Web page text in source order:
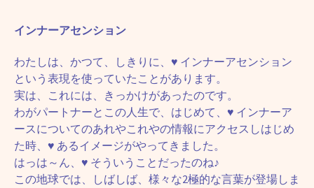
インナーアセンション
わたしは、かつて、しきりに、♥ インナーアセンション
という表現を使っていたことがあります。
実は、これには、きっかけがあったのです。
わがパートナーとこの人生で、はじめて、♥ インナーア
ースについてのあれやこれやの情報にアクセスしはじめ
た時、♥ あるイメージがやってきました。
はっは～ん、♥ そういうことだったのね♪
この地球では、しばしば、様々な2極的な言葉が登場しま